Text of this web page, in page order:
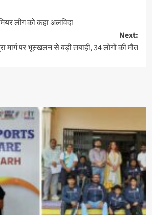
लीग को कहा अलविदा
Next:
मार्ग पर भूस्खलन से बड़ी तबाही, 34 लोगों की मौत